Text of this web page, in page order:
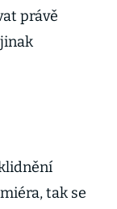
právě
tak se